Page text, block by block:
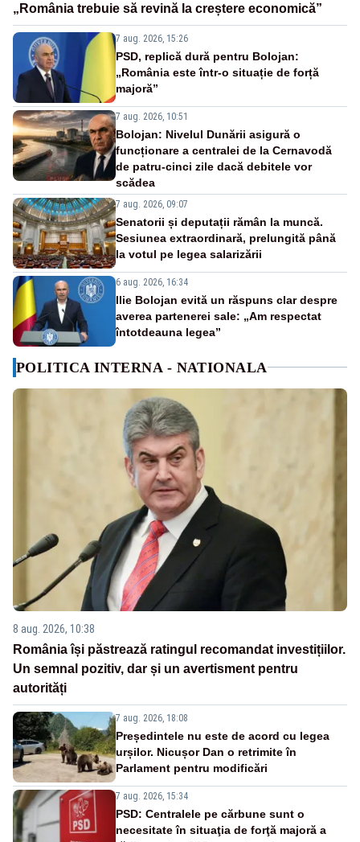
„România trebuie să revină la creștere economică”
7 aug. 2026, 15:26
PSD, replică dură pentru Bolojan:
„România este într-o situație de forță
majoră”
7 aug. 2026, 10:51
Bolojan: Nivelul Dunării asigură o
funcționare a centralei de la Cernavodă
de patru-cinci zile dacă debitele vor
scădea
7 aug. 2026, 09:07
Senatorii și deputații rămân la muncă.
Sesiunea extraordinară, prelungită până
la votul pe legea salarizării
6 aug. 2026, 16:34
Ilie Bolojan evită un răspuns clar despre
averea partenerei sale: „Am respectat
întotdeauna legea”
POLITICA INTERNA - NATIONALA
8 aug. 2026, 10:38
România își păstrează ratingul recomandat investițiilor.
Un semnal pozitiv, dar și un avertisment pentru
autorități
7 aug. 2026, 18:08
Președintele nu este de acord cu legea
urșilor. Nicușor Dan o retrimite în
Parlament pentru modificări
7 aug. 2026, 15:34
PSD: Centralele pe cărbune sunt o
necesitate în situaţia de forţă majoră a